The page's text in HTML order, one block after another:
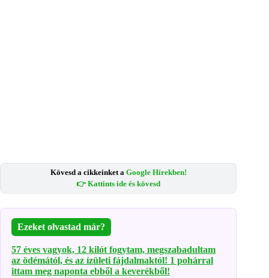
Kövesd a cikkeinket a Google Hírekben!
👉 Kattints ide és kövesd
Ezeket olvastad már?
57 éves vagyok, 12 kilót fogytam, megszabadultam
az ödémától, és az ízületi fájdalmaktól! 1 pohárral
ittam meg naponta ebből a keverékből!